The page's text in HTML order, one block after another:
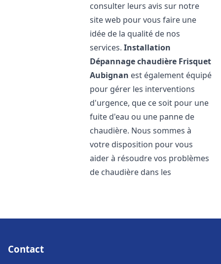
consulter leurs avis sur notre
site web pour vous faire une
idée de la qualité de nos
services.Installation
Dépannage chaudière Frisquet
Aubignan est également équipé
pour gérer les interventions
d'urgence, que ce soit pour une
fuite d'eau ou une panne de
chaudière. Nous sommes à
votre disposition pour vous
aider à résoudre vos problèmes
de chaudière dans les
Contact